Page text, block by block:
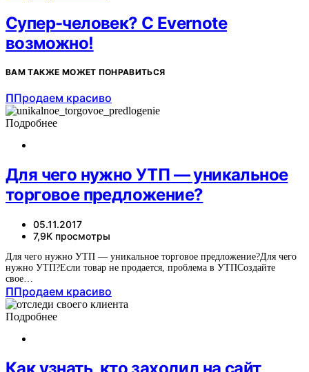
Супер-человек? С Evernote
возможно!
ВАМ ТАКЖЕ МОЖЕТ ПОНРАВИТЬСЯ
ППродаем красиво
Подробнее
Для чего нужно УТП — уникальное
торговое предложение?
05.11.2017
7,9K просмотры
Для чего нужно УТП — уникальное торговое предложение?Для чего
нужно УТП?Если товар не продается, проблема в УТПСоздайте
свое…
ППродаем красиво
Подробнее